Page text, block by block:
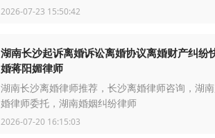
2026-07-23 15:50:42
湖南长沙起诉离婚诉讼离婚协议离婚财产纠纷
婚蒋阳媚律师
湖南长沙离婚律师推荐，长沙离婚律师咨询，湖
婚律师委托，湖南婚姻纠纷律师
2026-07-20 16:15:03